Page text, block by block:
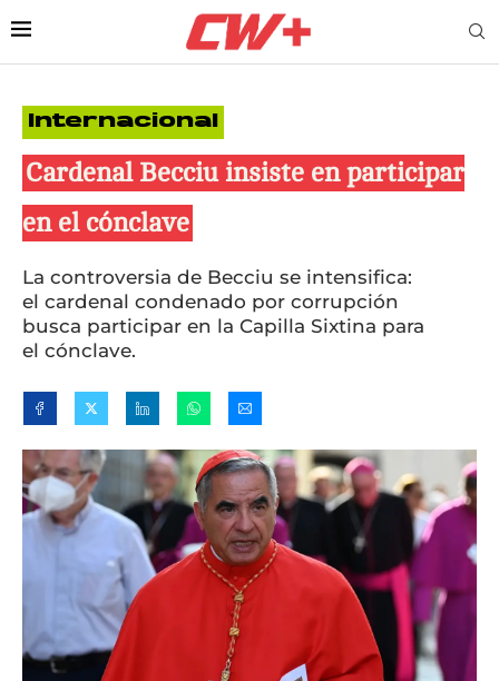
Internacional
Cardenal Becciu insiste en participar
en el cónclave
La controversia de Becciu se intensifica:
el cardenal condenado por corrupción
busca participar en la Capilla Sixtina para
el cónclave.